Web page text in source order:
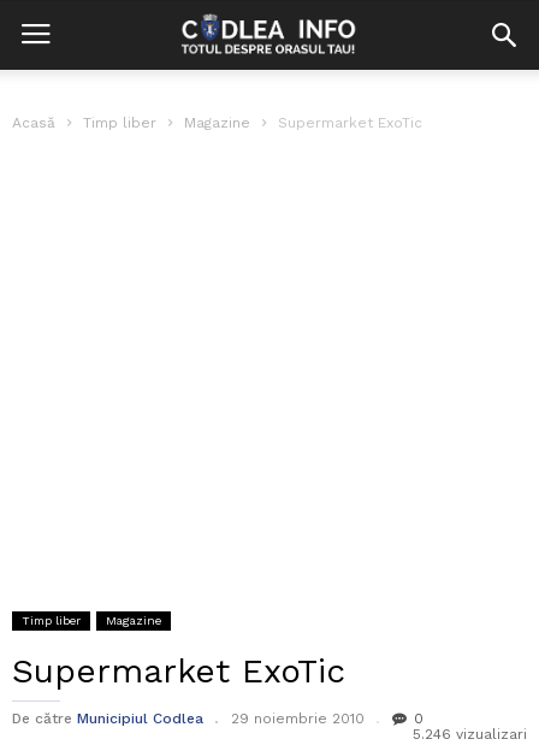
Acasă Timp liber Magazine Supermarket ExoTic
Timp liber Magazine
Supermarket ExoTic
De către Municipiul Codlea 29 noiembrie 2010
0
5.246 vizualizari